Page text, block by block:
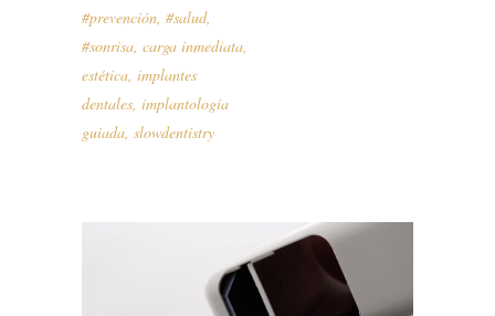
#prevención, #salud,
#sonrisa, carga inmediata,
estética, implantes
dentales, implantología
guiada, slowdentistry